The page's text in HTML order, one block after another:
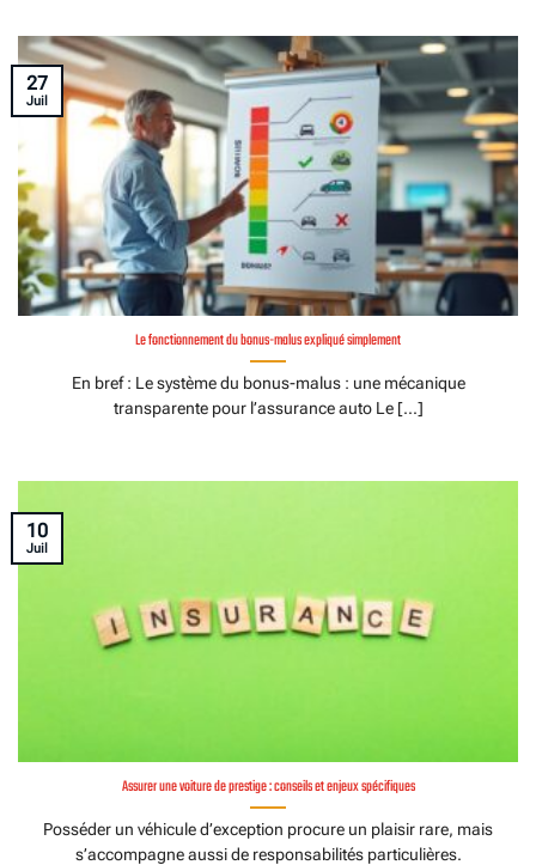
Le fonctionnement du bonus-malus expliqué simplement
En bref : Le système du bonus-malus : une mécanique
transparente pour l’assurance auto Le [...]
27
Juil
Assurer une voiture de prestige : conseils et enjeux spécifiques
Posséder un véhicule d’exception procure un plaisir rare, mais
s’accompagne aussi de responsabilités particulières.
10
Juil